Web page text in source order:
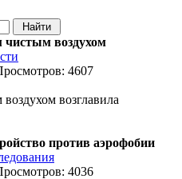
воздухом
4607
возглавила
против аэрофобии
4036